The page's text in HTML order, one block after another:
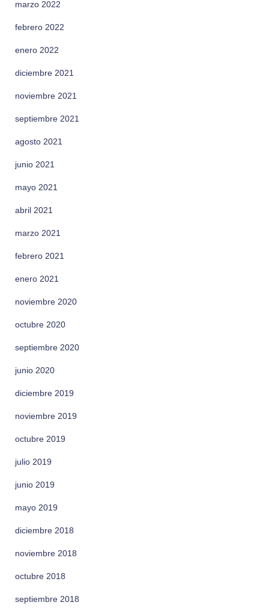
marzo 2022
febrero 2022
enero 2022
diciembre 2021
noviembre 2021
septiembre 2021
agosto 2021
junio 2021
mayo 2021
abril 2021
marzo 2021
febrero 2021
enero 2021
noviembre 2020
octubre 2020
septiembre 2020
junio 2020
diciembre 2019
noviembre 2019
octubre 2019
julio 2019
junio 2019
mayo 2019
diciembre 2018
noviembre 2018
octubre 2018
septiembre 2018